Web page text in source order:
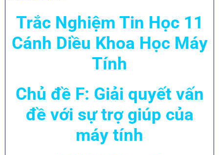
Trắc Nghiệm Tin Học 11
Cánh Diều Khoa Học Máy
Tính
Chủ đề F: Giải quyết vấn
đề với sự trợ giúp của
máy tính